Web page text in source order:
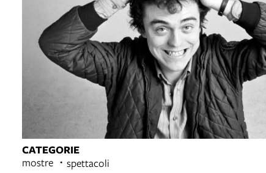
CATEGORIE
mostre
spettacoli